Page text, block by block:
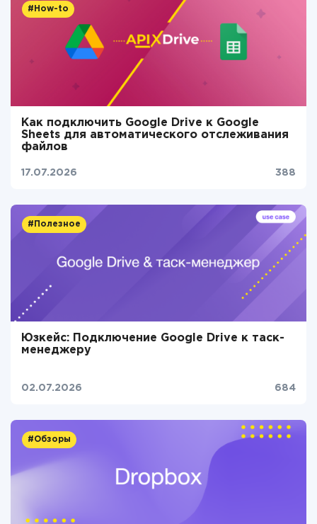
#How-to
Как подключить Google Drive к Google
Sheets для автоматического отслеживания
файлов
17.07.2026 388
#Полезное
Юзкейс: Подключение Google Drive к таск-
менеджеру
02.07.2026 684
#Обзоры